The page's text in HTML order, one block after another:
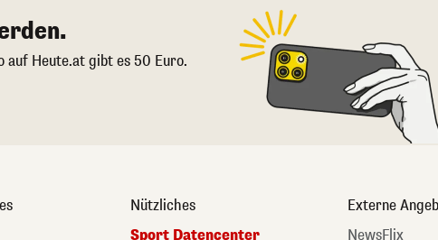
auf Heute.at gibt es 50 Euro.
Nützliches
Sport Datencenter
Externe
NewsFlix